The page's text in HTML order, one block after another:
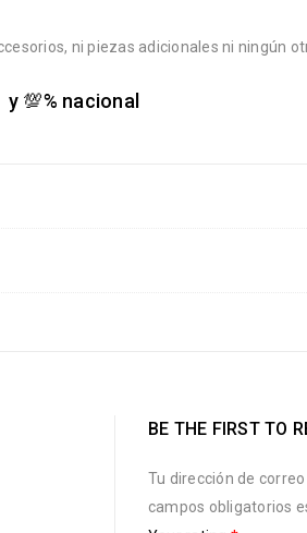
ni piezas adicionales ni ningún
y 💯% nacional
BE THE FIRST TO
Tu dirección de
campos obligatorios